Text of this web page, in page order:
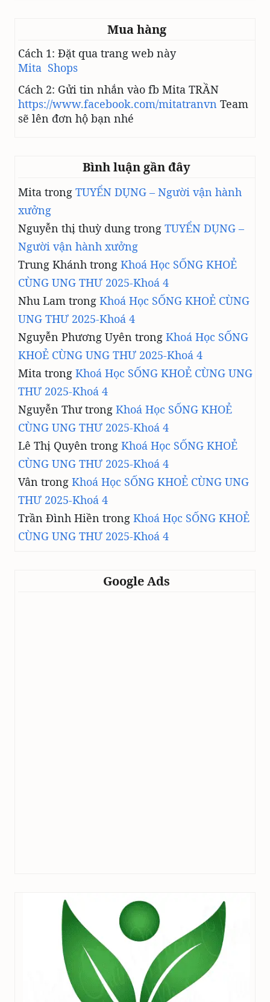
Mua hàng
Cách 1: Đặt qua trang web này
Mita Shops
Cách 2: Gửi tin nhắn vào fb Mita TRẦN
https://www.facebook.com/mitatranvn Team
sẽ lên đơn hộ bạn nhé
Bình luận gần đây
Mita trong TUYỂN DỤNG – Người vận hành
xưởng
Nguyễn thị thuỳ dung trong TUYỂN DỤNG –
Người vận hành xưởng
Trung Khánh trong Khoá Học SỐNG KHOẺ
CÙNG UNG THƯ 2025-Khoá 4
Nhu Lam trong Khoá Học SỐNG KHOẺ CÙNG
UNG THƯ 2025-Khoá 4
Nguyễn Phương Uyên trong Khoá Học SỐNG
KHOẺ CÙNG UNG THƯ 2025-Khoá 4
Mita trong Khoá Học SỐNG KHOẺ CÙNG UNG
THƯ 2025-Khoá 4
Nguyễn Thưtrong Khoá Học SỐNG KHOẺ
CÙNG UNG THƯ 2025-Khoá 4
Lê Thị Quyên trong Khoá Học SỐNG KHOẺ
CÙNG UNG THƯ 2025-Khoá 4
Vân trong Khoá Học SỐNG KHOẺ CÙNG UNG
THƯ 2025-Khoá 4
Trần Đình Hiền trong Khoá Học SỐNG KHOẺ
CÙNG UNG THƯ 2025-Khoá 4
Google Ads